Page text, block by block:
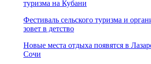
туризма на Кубани
Фестиваль сельского туризма и
зовет в детство
Новые места отдыха появятся в
Сочи